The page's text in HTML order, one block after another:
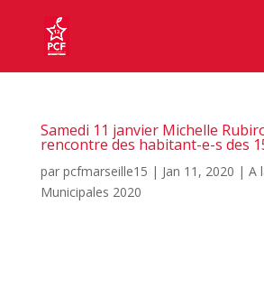
Samedi 11 janvier Michelle
rencontre des habitant-e-s des
par pcfmarseille15 | Jan 11, 2020 | A
Municipales 2020